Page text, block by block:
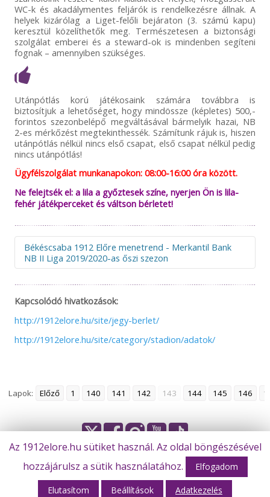
WC-k és akadálymentes feljárók is rendelkezésre állnak. A
helyek kizárólag a Liget-felőli bejáraton (3. számú kapu)
keresztül közelíthetők meg. Természetesen a biztonsági
szolgálat emberei és a steward-ok is mindenben segíteni
fognak – amennyiben szükséges.
Utánpótlás korú játékosaink számára továbbra is
biztosítjuk a lehetőséget, hogy mindössze (képletes) 500,-
forintos szezonbelépő megváltásával bármelyik hazai, NB
2-es mérkőzést megtekinthessék. Számítunk rájuk is, hiszen
utánpótlás nélkül nincs első csapat, első csapat nélkül pedig
nincs utánpótlás!
Ügyfélszolgálat munkanapokon: 08:00-16:00 óra között.
Ne felejtsék el: a lila a győztesek színe, nyerjen Ön is lila-
fehér játékperceket és váltson bérletet!
Békéscsaba 1912 Előre menetrend - Merkantil Bank
NB II Liga 2019/2020-as őszi szezon
F. Dátum Nap Időpont Hazai
Vendég
01.
2019.08.04. v
02.
2019.08.07. sze 17:30 Kazincbarcika
05.
2019.08.25. v 19:00
Békéscsaba
1912 Előre
MTK
Budapest
06.
2019.08.28. sze 17:30 Vác FC
1912 Előre
Kapcsolódó hivatkozások:
http://1912elore.hu/site/jegy-berlet/
http://1912elore.hu/site/category/stadion/adatok/
Lapok: Előző 1 140 141 142 143 144 145 146
© Békéscsaba 1912 Előre Futball Zrt.
Webhost: M-Design
Az 1912elore.hu sütiket használ. Az oldal böngészésével
hozzájárulsz a sütik használatához.
Elfogadom
Elutasítom Beállítások Adatkezelés